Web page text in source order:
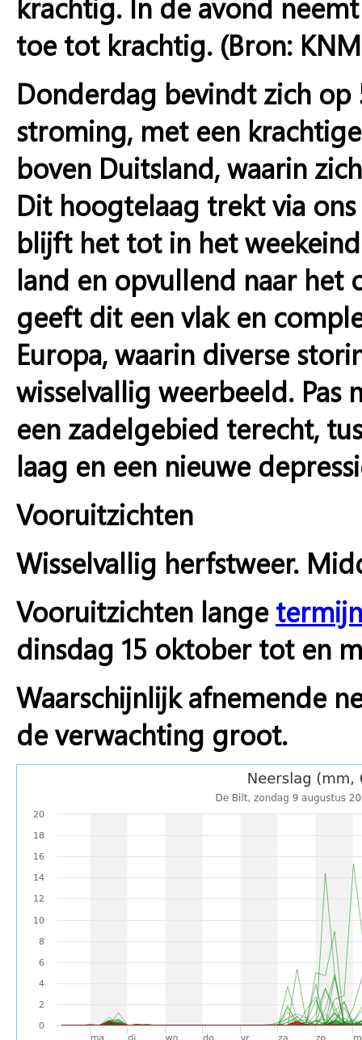
toe tot krachtig. (Bron:
Donderdag bevindt zich op
stroming, met een
boven Duitsland, waarin
Dit hoogtelaag trekt via
blijft het tot in het
land en opvullend naar het
geeft dit een vlak en
Europa, waarin diverse
wisselvallig weerbeeld.
een zadelgebied terecht,
laag en een nieuwe
Vooruitzichten
Wisselvallig herfstweer.
Vooruitzichten langetermijn
dinsdag 15 oktober tot en
Waarschijnlijk afnemende
de verwachting groot.